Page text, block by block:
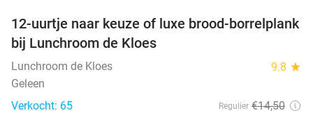
21%
12-uurtje naar keuze of luxe brood-borrelplank
bij Lunchroom de Kloes
Lunchroom de Kloes 9.8 star
Geleen
Verkocht: 65
Regulier €14,50